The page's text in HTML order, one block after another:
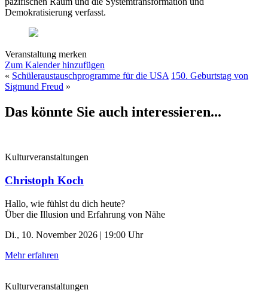
Demokratisierung verfasst.
Veranstaltung merken
Zum Kalender hinzufügen
« Schüleraustauschprogramme für die USA 150. Geburtstag von
Sigmund Freud »
Das könnte Sie auch interessieren...
Kulturveranstaltungen
Christoph Koch
Hallo, wie fühlst du dich heute?
Über die Illusion und Erfahrung von Nähe
Di., 10. November 2026 | 19:00 Uhr
Mehr erfahren
Kulturveranstaltungen